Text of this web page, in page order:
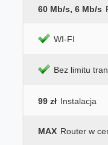
60 Mb/s, 6 Mb/s
WI-FI
Bez limitu
99 zł Instalacja
MAX Router w